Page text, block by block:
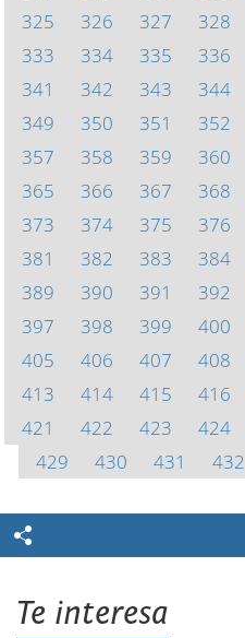
325
326 327 328
333
334 335 336
341
342 343 344
349
350 351 352
357
358 359 360
365
366 367 368
373
374 375 376
381
382 383 384
389
390 391 392
397
398 399 400
405
406 407 408
413
414 415 416
421
422 423 424
429
430 431 432
Te interesa